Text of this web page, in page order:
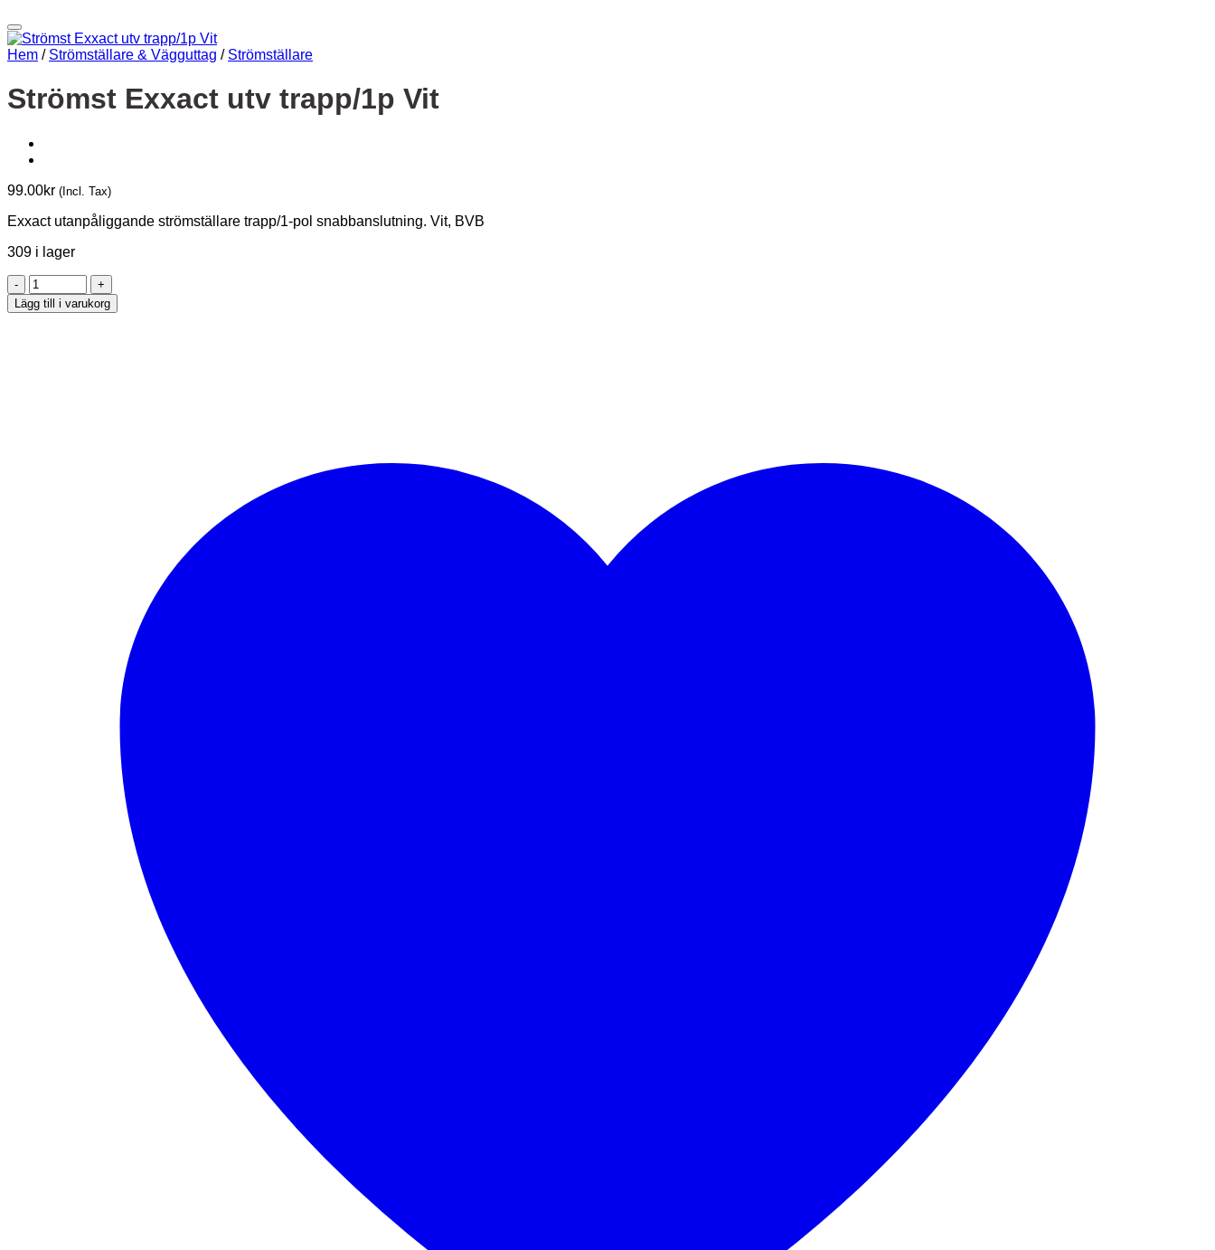
Hem / Strömställare & Vägguttag / Strömställare
Strömst Exxact utv trapp/1p Vit
99.00kr (Incl. Tax)
Exxact utanpåliggande strömställare trapp/1-pol snabbanslutning. Vit, BVB
309 i lager
Strömst
Exxact
utv
Lägg till i varukorg